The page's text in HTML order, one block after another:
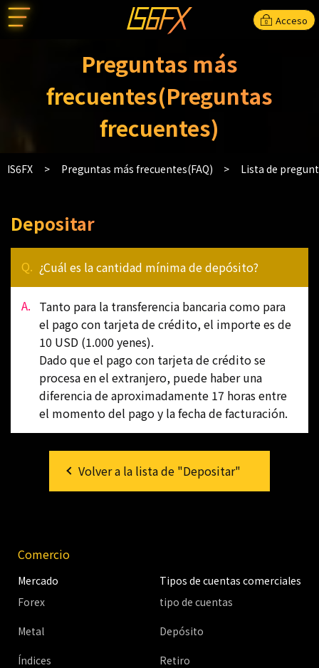
Acceso
Preguntas más
frecuentes(Preguntas
frecuentes)
IS6FX Preguntas más frecuentes(FAQ) Lista de
Depositar
¿Cuál es la cantidad mínima de depósito?
Tanto para la transferencia bancaria como para
el pago con tarjeta de crédito, el importe es de
10 USD (1.000 yenes).
Dado que el pago con tarjeta de crédito se
procesa en el extranjero, puede haber una
diferencia de aproximadamente 17 horas entre
el momento del pago y la fecha de facturación.
Volver a la lista de "Depositar"
Comercio
Mercado
Forex
Metal
Índices
Tipos de cuentas comerciales
tipo de cuentas
Depósito
Retiro